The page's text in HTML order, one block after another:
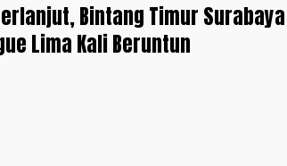
Bintang Timur
Lima Kali Beruntun